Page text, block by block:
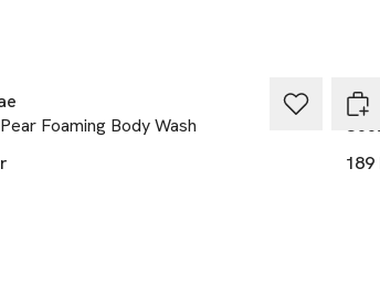
Gör ett plåstertest före användning. Sluta
Innehållet är under tryck. Skydda från
Pilla inte hål på eller bränn även efter
Foaming Body Wash